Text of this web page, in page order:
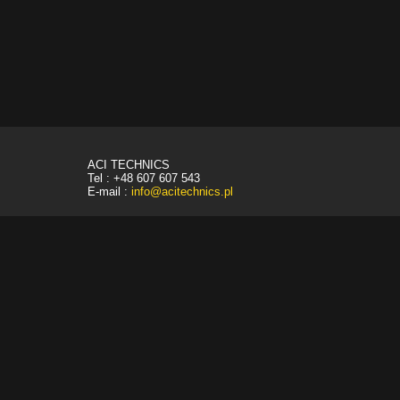
ACI TECHNICS
Tel : +48 607 607 543
E-mail : info@acitechnics.pl